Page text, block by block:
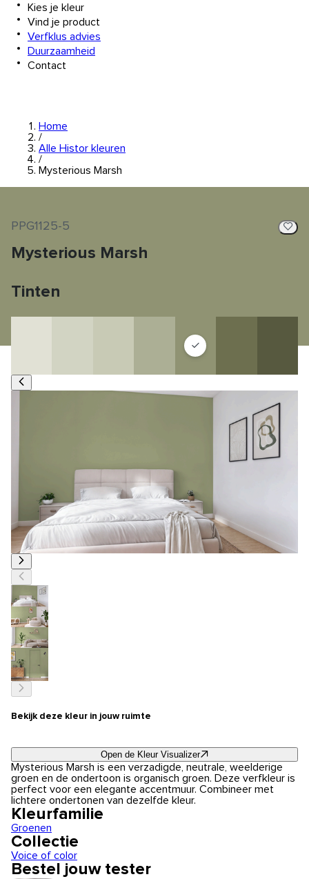
Kies je kleur
Vind je product
Verfklus advies
Duurzaamheid
Contact
Home
/
Alle Histor kleuren
/
Mysterious Marsh
PPG1125-5
Mysterious Marsh
Tinten
Bekijk deze kleur in jouw ruimte
Open de Kleur Visualizer
Mysterious Marsh is een verzadigde, neutrale, weelderige
groen en de ondertoon is organisch groen. Deze verfkleur is
perfect voor een elegante accentmuur. Combineer met
lichtere ondertonen van dezelfde kleur.
Kleurfamilie
Groenen
Collectie
Voice of color
Bestel jouw tester